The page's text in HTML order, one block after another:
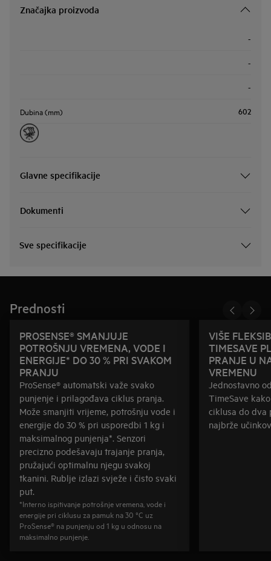
Značajka proizvoda
-
-
-
Dubina (mm) 602
Glavne specifikacije
Dokumenti
Sve specifikacije
Prednosti
PROSENSE® SMANJUJE
POTROŠNJU VREMENA, VODE I
ENERGIJE* DO 30 % PRI SVAKOM
PRANJU
ProSense® automatski važe svako
punjenje i prilagođava ciklus pranja.
Može smanjiti vrijeme, potrošnju vode i
energije do 30 % pri usporedbi 1 kg i
maksimalnog punjenja*. Senzori
precizno podešavaju trajanje pranja,
pružajući optimalnu njegu svakoj
tkanini. Rublje izlazi svježe i čisto svaki
put.
*Interno ispitivanje potrošnje vremena, vode i
energije pri ciklusu za pamuk na 30 °C uz
ProSense® na punjenju od 1 kg u odnosu na
maksimalno punjenje.
VIŠE
TIMESAVE
PRANJE U
VREMENU
Jednostavno
TimeSave
ciklusa do dva
najbrže